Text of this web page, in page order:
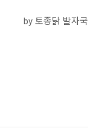
by 토종닭 발자국